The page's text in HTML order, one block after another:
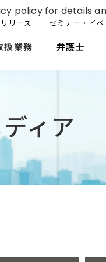
リース セミナー・イベ
扱業務 弁護士
ィア
policy for details